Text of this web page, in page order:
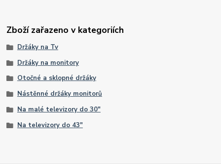
Zboží zařazeno v kategoriích
Držáky na Tv
Držáky na monitory
Otočné a sklopné držáky
Nástěnné držáky monitorů
Na malé televizory do 30"
Na televizory do 43"